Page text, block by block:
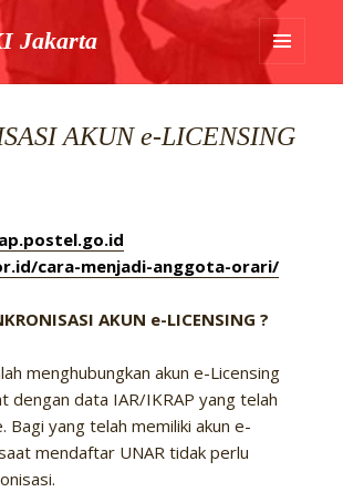
Jakarta
MENU
WIDGET
AKUN e-LICENSING
cara-menjadi-anggota-orari/
AKUN e-LICENSING ?
menghubungkan akun e-Licensing
dengan data IAR/IKRAP yang telah
Bagi yang telah memiliki akun e-
mendaftar UNAR tidak perlu